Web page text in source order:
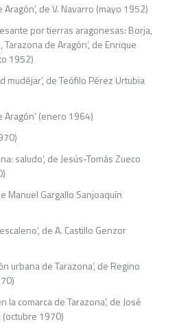
Aragón’, de V. Navarro (mayo 1952)
por tierras aragonesas: Borja,
de Aragón’, de Enrique
1952)
mudéjar’, de Teófilo Pérez Urtubia
Aragón’ (enero 1964)
saludo’, de Jesús-Tomás Zueco
Manuel Gargallo Sanjoaquín
de A. Castillo Genzor
urbana de Tarazona’, de Regino
la comarca de Tarazona’, de José
(octubre 1970)